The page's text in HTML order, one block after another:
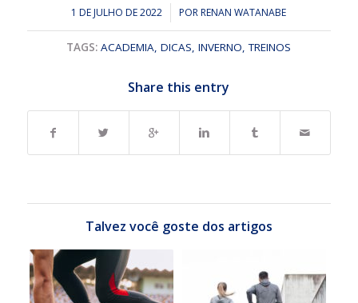
1 DE JULHO DE 2022
/ PORRENAN WATANABE
TAGS: ACADEMIA,DICAS,INVERNO,TREINOS
Share this entry
Talvez você goste dos artigos